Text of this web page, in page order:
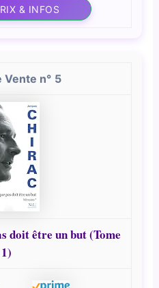
& INFOS
5
doit être un but (Tome
1)